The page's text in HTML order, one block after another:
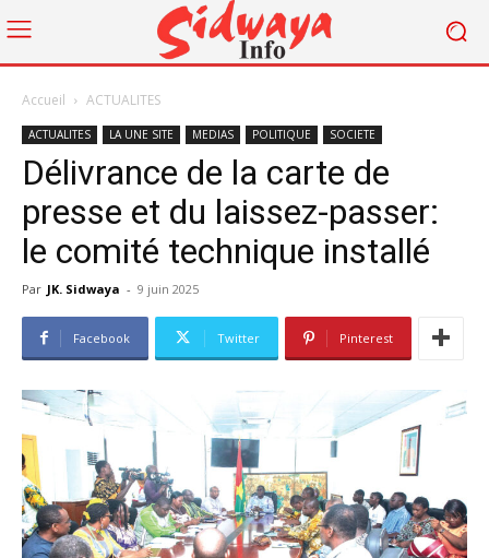
Accueil ACTUALITES
ACTUALITES LA UNE SITE MEDIAS POLITIQUE SOCIETE
Délivrance de la carte de
presse et du laissez-passer:
le comité technique installé
Par JK. Sidwaya - 9 juin 2025
Facebook Twitter Pinterest